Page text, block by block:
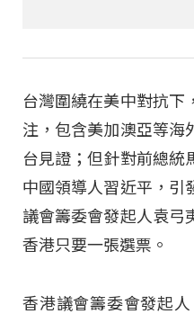
台灣圍繞在美中對抗下
注，包含美加澳亞等海
台見證；但針對前總統
中國領導人習近平，引
議會籌委會發起人袁弓
香港只要一張選票。
香港議會籌委會發起